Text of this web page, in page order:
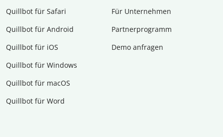
Quillbot für Safari
Quillbot für Android
Quillbot für iOS
Quillbot für Windows
Quillbot für macOS
Quillbot für Word
Für Unternehmen
Partnerprogramm
Demo anfragen